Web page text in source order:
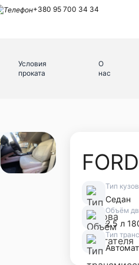
+380 95 700 34 34
Условия
проката
О
нас
Тип
Седан
Объём
2.5 л
Тип
Автомат